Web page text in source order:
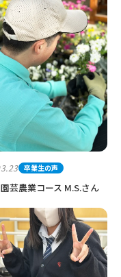
卒業生の声
芸農業コース M.S.さん